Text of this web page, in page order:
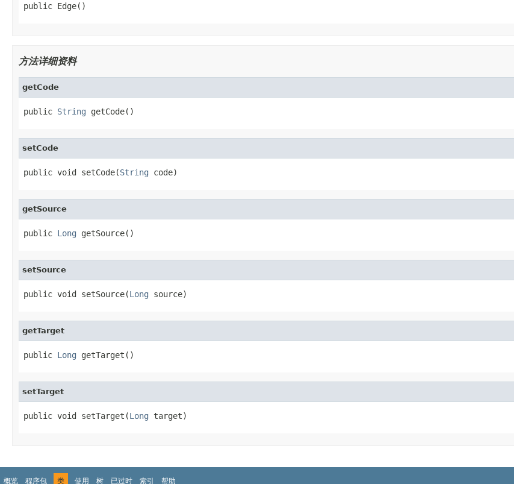
public Edge()
方法详细资料
getCode
public String getCode()
setCode
public void setCode(String code)
getSource
public Long getSource()
setSource
public void setSource(Long source)
getTarget
public Long getTarget()
setTarget
public void setTarget(Long target)
概览 程序包 类 使用 树 已过时 索引 帮助